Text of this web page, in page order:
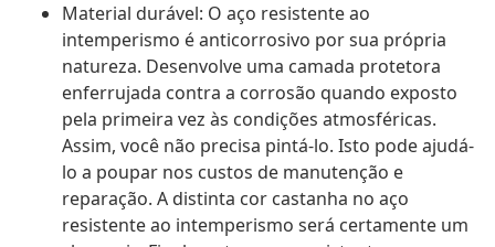
Material durável: O aço resistente ao
intemperismo é anticorrosivo por sua própria
natureza. Desenvolve uma camada protetora
enferrujada contra a corrosão quando exposto
pela primeira vez às condições atmosféricas.
Assim, você não precisa pintá-lo. Isto pode ajudá-
lo a poupar nos custos de manutenção e
reparação. A distinta cor castanha no aço
resistente ao intemperismo será certamente um